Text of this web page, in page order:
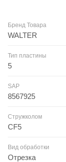
Бренд Товара
WALTER
Тип пластины
5
SAP
8567925
Стружколом
CF5
Вид обработки
Отрезка